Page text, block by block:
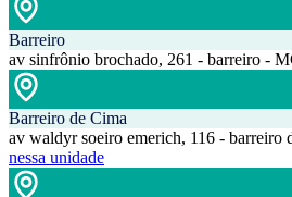
Barreiro
av sinfrônio brochado, 261 - barreiro -
Barreiro de Cima
av waldyr soeiro emerich, 116 - barreiro
nessa unidade